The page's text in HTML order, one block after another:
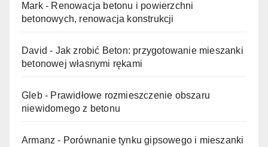
Mark- Renowacja betonu i powierzchni
betonowych, renowacja konstrukcji
David - Jak zrobić Beton: przygotowanie mieszanki
betonowej własnymi rękami
Gleb- Prawidłowe rozmieszczenie obszaru
niewidomego z betonu
Armanz - Porównanie tynku gipsowego i mieszanki